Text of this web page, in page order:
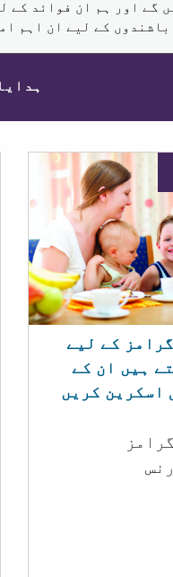
گے اور ہم ان فوائد کے
کے لیے ان اہم
کے لیے
ہیں ان کے
اسکرین کریں